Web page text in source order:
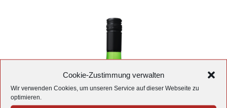
Cookie-Zustimmung verwalten
Wir verwenden Cookies, um unseren Service auf dieser Webseite zu
optimieren.